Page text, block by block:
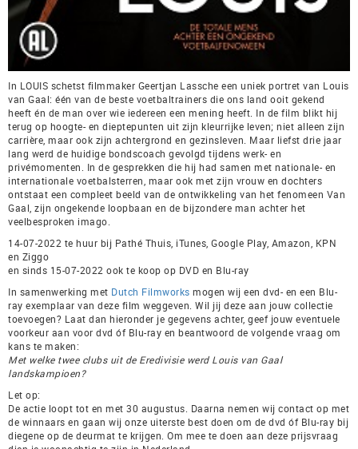
In LOUIS schetst filmmaker Geertjan Lassche een uniek portret van Louis
van Gaal: één van de beste voetbaltrainers die ons land ooit gekend
heeft én de man over wie iedereen een mening heeft. In de film blikt hij
terug op hoogte- en dieptepunten uit zijn kleurrijke leven; niet alleen zijn
carrière, maar ook zijn achtergrond en gezinsleven. Maar liefst drie jaar
lang werd de huidige bondscoach gevolgd tijdens werk- en
privémomenten. In de gesprekken die hij had samen met nationale- en
internationale voetbalsterren, maar ook met zijn vrouw en dochters
ontstaat een compleet beeld van de ontwikkeling van het fenomeen Van
Gaal, zijn ongekende loopbaan en de bijzondere man achter het
veelbesproken imago.
14-07-2022 te huur bij Pathé Thuis, iTunes, Google Play, Amazon, KPN
en Ziggo
en sinds 15-07-2022 ook te koop op DVD en Blu-ray
In samenwerking met Dutch Filmworks mogen wij een dvd- en een Blu-
ray exemplaar van deze film weggeven. Wil jij deze aan jouw collectie
toevoegen? Laat dan hieronder je gegevens achter, geef jouw eventuele
voorkeur aan voor dvd óf Blu-ray en beantwoord de volgende vraag om
kans te maken:
Met welke twee clubs uit de Eredivisie werd Louis van Gaal
landskampioen?
Let op:
De actie loopt tot en met 30 augustus. Daarna nemen wij contact op met
de winnaars en gaan wij onze uiterste best doen om de dvd óf Blu-ray bij
diegene op de deurmat te krijgen. Om mee te doen aan deze prijsvraag